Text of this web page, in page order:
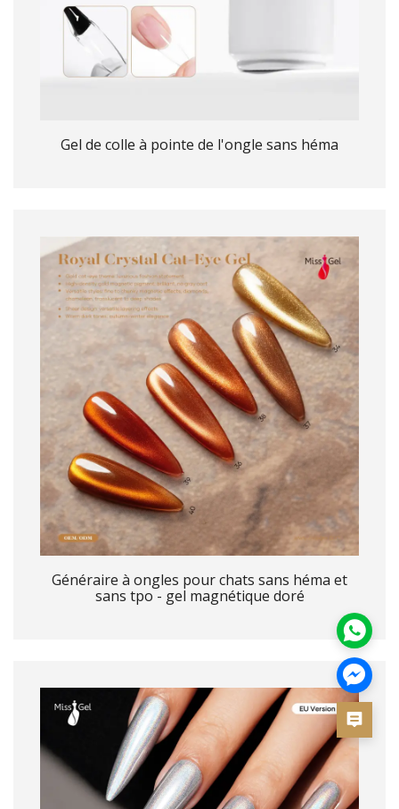
Gel de colle à pointe de l'ongle sans héma
Généraire à ongles pour chats sans héma et
sans tpo - gel magnétique doré